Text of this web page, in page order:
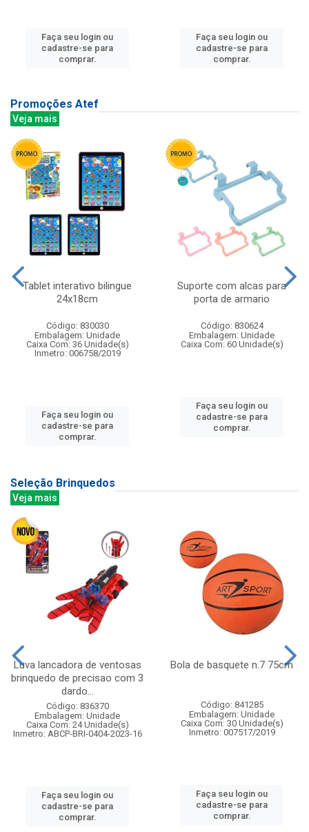
Faça seu login ou
cadastre-se para
comprar.
Faça seu login ou
cadastre-se para
comprar.
Promoções Atef
Veja mais
Tablet interativo bilingue
24x18cm
Código: 830030
Embalagem: Unidade
Caixa Com: 36 Unidade(s)
Inmetro: 006758/2019
Faça seu login ou
cadastre-se para
comprar.
Suporte com alcas para
porta de armario
Código: 830624
Embalagem: Unidade
Caixa Com: 60 Unidade(s)
Faça seu login ou
cadastre-se para
comprar.
Seleção Brinquedos
Veja mais
Luva lancadora de ventosas
brinquedo de precisao com 3
dardo...
Código: 836370
Embalagem: Unidade
Caixa Com: 24 Unidade(s)
Inmetro: ABCP-BRI-0404-2023-16
Faça seu login ou
cadastre-se para
comprar.
Bola de basquete n.7 75cm
Código: 841285
Embalagem: Unidade
Caixa Com: 30 Unidade(s)
Inmetro: 007517/2019
Faça seu login ou
cadastre-se para
comprar.